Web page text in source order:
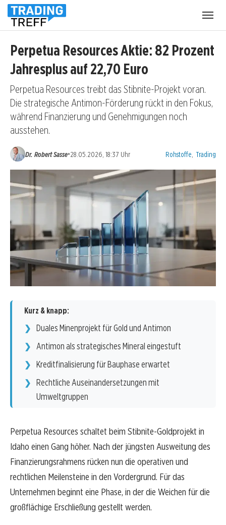
Perpetua Resources Aktie: 82 Prozent
Jahresplus auf 22,70 Euro
Perpetua Resources treibt das Stibnite-Projekt voran.
Die strategische Antimon-Förderung rückt in den Fokus,
während Finanzierung und Genehmigungen noch
ausstehen.
Dr. Robert Sasse•28.05.2026, 18:37 Uhr Kategorien:
Rohstoffe Trading
Kurz & knapp:
Duales Minenprojekt für Gold und Antimon
Antimon als strategisches Mineral eingestuft
Kreditfinalisierung für Bauphase erwartet
Rechtliche Auseinandersetzungen mit
Umweltgruppen
Perpetua Resources schaltet beim Stibnite-Goldprojekt in
Idaho einen Gang höher. Nach der jüngsten Ausweitung des
Finanzierungsrahmens rücken nun die operativen und
rechtlichen Meilensteine in den Vordergrund. Für das
Unternehmen beginnt eine Phase, in der die Weichen für die
großflächige Erschließung gestellt werden.